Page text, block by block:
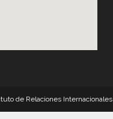
de Relaciones Internacionales